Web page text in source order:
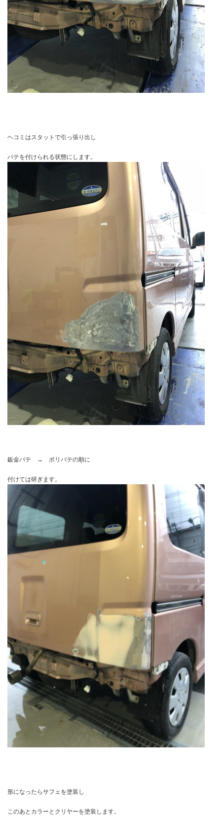
ヘコミはスタットで引っ張り出し
パテを付けられる状態にします。
鈑金パテ → ポリパテの順に
付けては研ぎます。
形になったらサフェを塗装し
このあとカラーとクリヤーを塗装します。